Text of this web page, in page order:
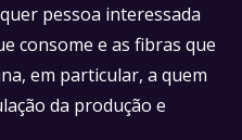
pessoa interessada
consome e as fibras que
em particular, a quem
da produção e